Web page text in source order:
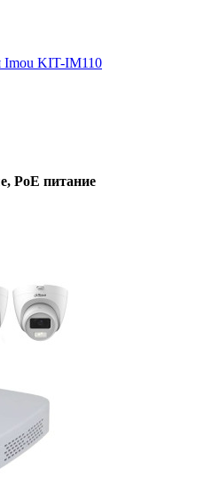
Imou KIT-IM110
PoE питание